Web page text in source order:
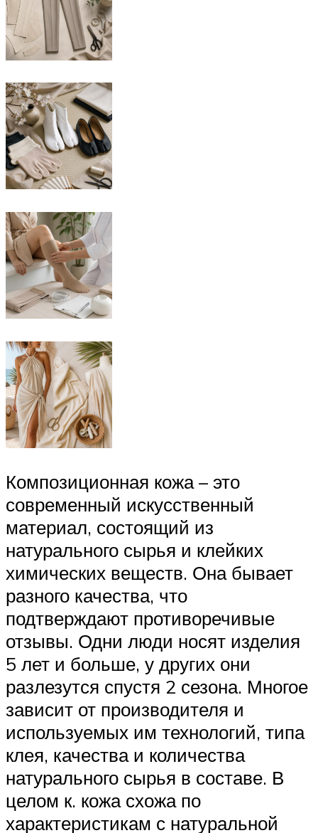
Композиционная кожа – это
современный искусственный
материал, состоящий из
натурального сырья и клейких
химических веществ. Она бывает
разного качества, что
подтверждают противоречивые
отзывы. Одни люди носят изделия
5 лет и больше, у других они
разлезутся спустя 2 сезона. Многое
зависит от производителя и
используемых им технологий, типа
клея, качества и количества
натурального сырья в составе. В
целом к. кожа схожа по
характеристикам с натуральной